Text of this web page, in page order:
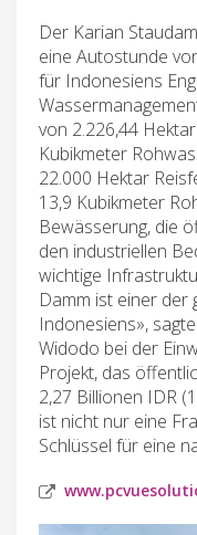
Der Karian
eine Autostunde
für Indonesiens
von 2.226,44
Kubikmeter
22.000 Hektar
13,9 Kubikmeter
Bewässerung, die
den industriellen
wichtige
Damm ist einer der
Indonesiens»,
Widodo bei der
Projekt, das
2,27 Billionen IDR
ist nicht nur eine
Schlüssel für eine